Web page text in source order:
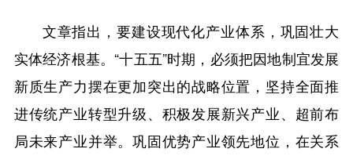
文章指出，要建设现代化产业体系，巩固壮大
实体经济根基。“十五五”时期，必须把因地制宜发展
新质生产力摆在更加突出的战略位置，坚持全面推
进传统产业转型升级、积极发展新兴产业、超前布
局未来产业并举。巩固优势产业领先地位，在关系